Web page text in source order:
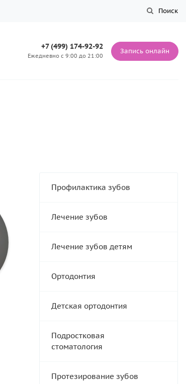
Поиск
+7 (499) 174-92-92
Ежедневно с 9:00 до 21:00
Запись онлайн
Профилактика зубов
Лечение зубов
Лечение зубов детям
Ортодонтия
Детская ортодонтия
Подростковая
стоматология
Протезирование зубов